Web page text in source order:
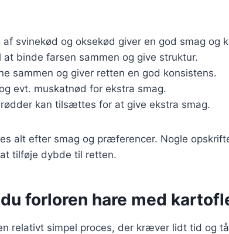
af svinekød og oksekød giver en god smag og
at binde farsen sammen og give struktur.
sammen og giver retten en god konsistens.
evt. muskatnød for ekstra smag.
kan tilsættes for at give ekstra smag.
alt efter smag og præferencer. Nogle
tilføje dybde til retten.
forloren hare med
relativt simpel proces, der kræver lidt tid og